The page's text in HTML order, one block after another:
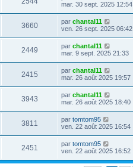
a
g
e
e
s
s
a
g
e
e
r
m
e
s
s
a
g
e
u
e
i
e
r
m
e
s
s
a
g
e
mar. 30 sept. 2025 12:54
3660V
u
D
e
i
e
r
m
e
s
s
a
g
e
par chantal11
ven. 26 sept. 2025 06:42
2449
u
D
e
i
e
r
m
e
s
s
a
g
e
par chantal11
mar. 9 sept. 2025 21:33
2415
u
D
e
i
e
r
m
e
s
s
a
g
e
par chantal11
mar. 26 août 2025 19:57
3943
u
D
e
i
e
r
m
e
s
par chantal11
mar. 26 août 2025 18:40
3811
u
D
e
i
e
r
par tomtom95
ven. 22 août 2025 16:54
2451
u
D
e
n
par tomtom95
ven. 22 août 2025 16:52